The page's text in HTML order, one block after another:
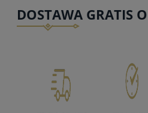
DOSTAWA GRATIS